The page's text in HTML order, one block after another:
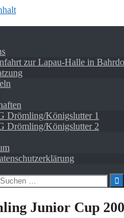
zur Lapau-Halle in
Drömling/Königslutter 1
Drömling/Königslutter 2
Junior Cup